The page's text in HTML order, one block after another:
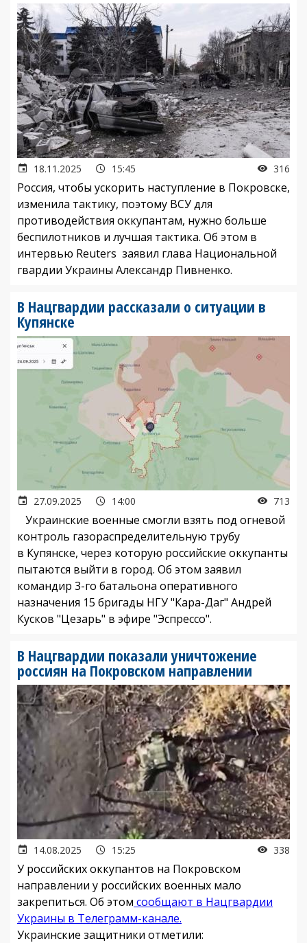
18.11.2025 15:45 316
Россия, чтобы ускорить наступление в Покровске,
изменила тактику, поэтому ВСУ для
противодействия оккупантам, нужно больше
беспилотников и лучшая тактика. Об этом в
интервью Reuters заявил глава Национальной
гвардии Украины Александр Пивненко.
В Нацгвардии рассказали о ситуации в
Купянске
27.09.2025 14:00 713
Украинские военные смогли взять под огневой
контроль газораспределительную трубу
в Купянске, через которую российские оккупанты
пытаются выйти в город. Об этом заявил
командир 3-го батальона оперативного
назначения 15 бригады НГУ "Кара-Даг" Андрей
Кусков "Цезарь" в эфире "Эспрессо".
В Нацгвардии показали уничтожение
россиян на Покровском направлении
14.08.2025 15:25 338
У российских оккупантов на Покровском
направлении у российских военных мало
закрепиться. Об этом сообщают в Нацгвардии
Украины в Телеграмм-канале.
Украинские защитники отметили: